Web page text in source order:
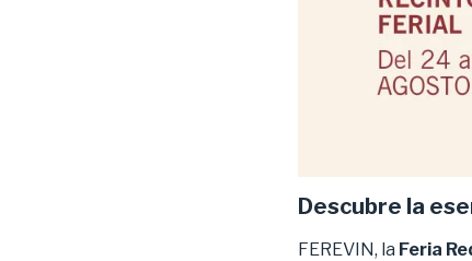
Descubre la
FEREVIN, la Feria